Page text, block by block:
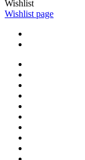
Wishlist
Wishlist page